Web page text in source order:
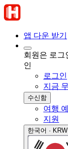
앱 다운 받기
회원은 로그
인
로그인
지금
수신함
여행
지원
한국어 ·